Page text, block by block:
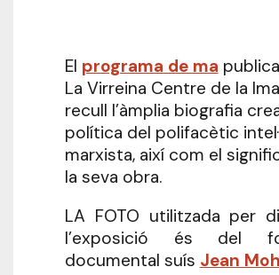
El programa de ma
La Virreina Centre de la
recull l’àmplia biografia
política del polifacètic
marxista, així com el
la seva obra.
LA FOTO utilitzada per
l’exposició és del
documental suís Jean